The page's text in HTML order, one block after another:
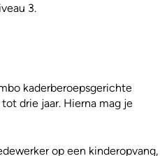
3.
kaderberoepsgerichte
drie jaar. Hierna mag je
op een kinderopvang,